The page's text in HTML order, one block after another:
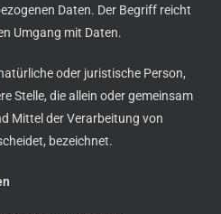
Daten. Der Begriff reicht
Umgang mit Daten.
oder juristische Person,
Stelle, die allein oder gemeinsam
Mittel der Verarbeitung von
bezeichnet.